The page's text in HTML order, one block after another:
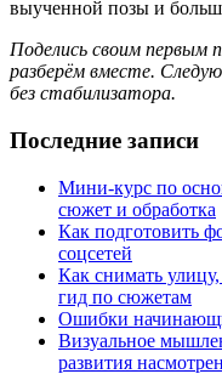
выученной позы и
Поделись своим
разберём вместе.
без стабилизатора.
Последние записи
Мини-курс по
сюжет и обработка
Как подготовить
соцсетей
Как снимать
гид по сюжетам
Ошибки
Визуальное
развития